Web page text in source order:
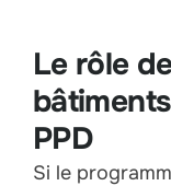
Le rôle
PPD
Si le